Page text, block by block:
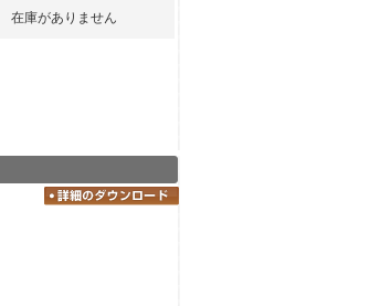
在庫がありません